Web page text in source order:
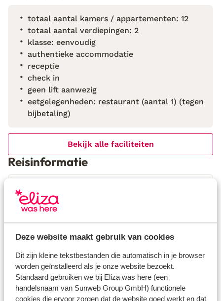
Deze website maakt gebruik van cookies
Dit zijn kleine tekstbestanden die automatisch in je browser
worden geïnstalleerd als je onze website bezoekt.
Standaard gebruiken we bij Eliza was here (een
handelsnaam van Sunweb Group GmbH) functionele
cookies die ervoor zorgen dat de website goed werkt en dat
totaal aantal kamers / appartementen: 12
totaal aantal verdiepingen: 2
klasse: eenvoudig
authentieke accommodatie
receptie
check in
geen lift aanwezig
eetgelegenheden: restaurant (aantal 1) (tegen
bijbetaling)
Bekijk alle faciliteiten
Reisinformatie
Wat gasten vinden
Dit zijn 100% echte beoordelingen van reizigers die
jou voorgingen. Meer over beoordelingen
7.7 Goed
195 ervaringen